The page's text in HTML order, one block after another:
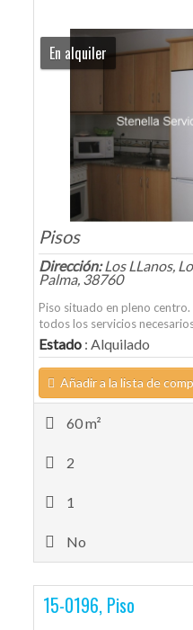
En alquiler
Pisos
Dirección:Los LLanos,
Palma, 38760
Piso situado en pleno
todos los servicios
Estado : Alquilado
Añadir a la lista de
60 m²
2
1
No
15-0196, Piso